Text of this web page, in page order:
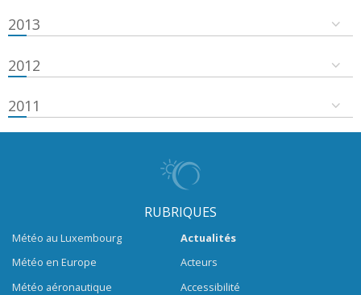
2013
2012
2011
RUBRIQUES
Météo au Luxembourg
Météo en Europe
Météo aéronautique
Actualités
Acteurs
Accessibilité